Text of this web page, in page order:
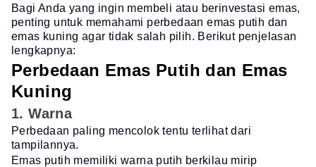
Bagi Anda yang ingin membeli atau berinvestasi emas,
penting untuk memahami perbedaan emas putih dan
emas kuning agar tidak salah pilih. Berikut penjelasan
lengkapnya:
Perbedaan Emas Putih dan Emas
Kuning
1. Warna
Perbedaan paling mencolok tentu terlihat dari
tampilannya.
Emas putih memiliki warna putih berkilau mirip